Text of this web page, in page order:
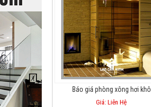
Báo giá phòng xông hơi khô
Giá: Liên Hệ